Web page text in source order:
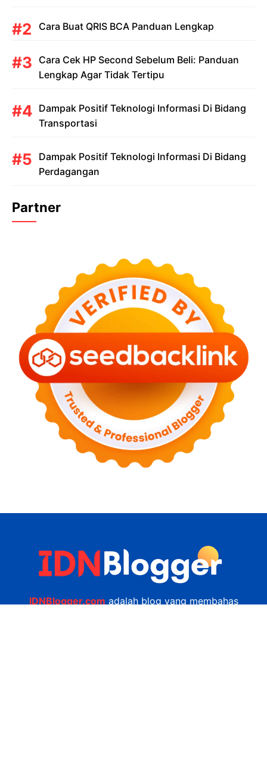
Cara Buat QRIS BCA Panduan Lengkap
Cara Cek HP Second Sebelum Beli: Panduan
Lengkap Agar Tidak Tertipu
Dampak Positif Teknologi Informasi Di Bidang
Transportasi
Dampak Positif Teknologi Informasi Di Bidang
Perdagangan
Partner
IDNBlogger.com adalah blog yang membahas